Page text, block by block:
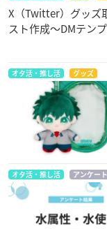
X（Twitter）グッズ
スト作成〜DMテン
オタ活・推し活 グッズ
オタ活・推し活 アンケート